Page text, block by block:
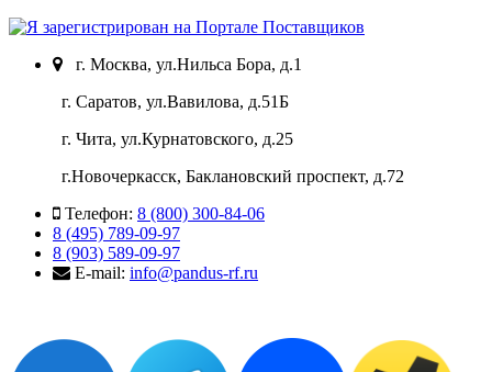
г. Москва, ул.Нильса Бора, д.1
г. Саратов, ул.Вавилова, д.51Б
г. Чита, ул.Курнатовского, д.25
г.Новочеркасск, Баклановский проспект, д.72
Телефон: 8 (800) 300-84-06
8 (495) 789-09-97
8 (903) 589-09-97
E-mail: info@pandus-rf.ru